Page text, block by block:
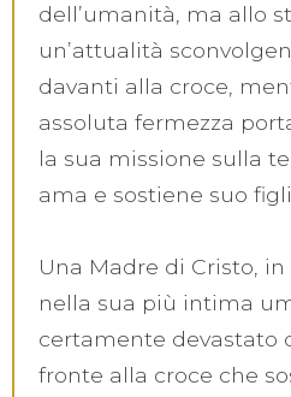
dellʼumanità, ma allo
unʼattualità
davanti alla croce,
assoluta fermezza
la sua missione sulla
ama e sostiene suo
Una Madre di Cristo,
nella sua più intima
certamente devastato
fronte alla croce che